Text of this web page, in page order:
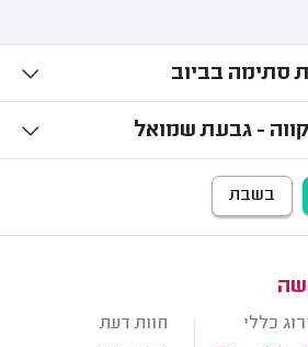
סתימה בביוב
- גבעת שמואל
בשבת
כללי חוות דעת